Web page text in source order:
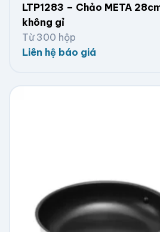
LTP1283 – Chảo META
không gỉ
Từ 300 hộp
Liên hệ báo giá